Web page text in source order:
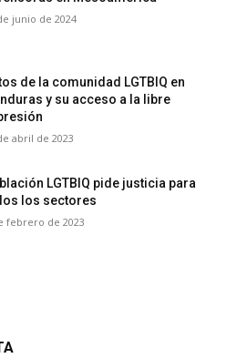
junio de 2024
de la comunidad LGTBIQ en
y su acceso a la libre
abril de 2023
LGTBIQ pide justicia para
los sectores
febrero de 2023